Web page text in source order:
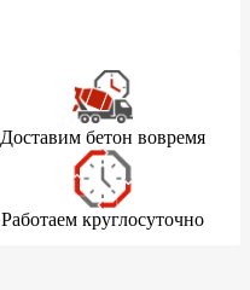
Доставим бетон вовремя
Работаем круглосуточно